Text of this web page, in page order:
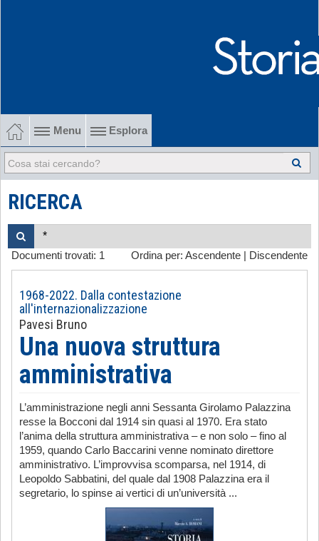
Menu Esplora
1902-1915 Gli esordi
1915-1945 Tra le due guerre
1945-1968 Dalla liberazione al '68
1968-2022 Dalla contestazione all'internazionalizzazione
-
RICERCA
Ordina per: Ascendente Discendente
Documenti trovati: 1
1968-2022. Dalla contestazione
all'internazionalizzazione
Pavesi Bruno
Una nuova struttura
amministrativa
L’amministrazione negli anni Sessanta Girolamo Palazzina
resse la Bocconi dal 1914 sin quasi al 1970. Era stato
l’anima della struttura amministrativa – e non solo – fino al
1959, quando Carlo Baccarini venne nominato direttore
amministrativo. L’improvvisa scomparsa, nel 1914, di
Leopoldo Sabbatini, del quale dal 1908 Palazzina era il
segretario, lo spinse ai vertici di un’università ...